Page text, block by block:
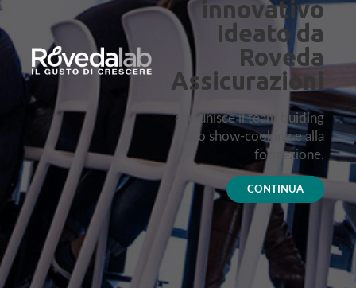
innovativo
Ideato da
Roveda
Assicurazioni
che unisce il team buiding
allo show-cooking e alla
formazione.
CONTINUA